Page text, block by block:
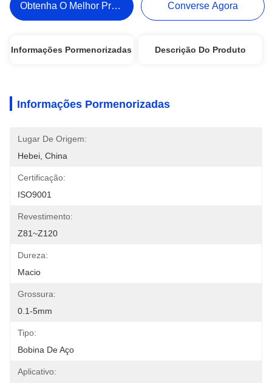
Obtenha O Melhor Preço Converse Agora
Informações Pormenorizadas Descrição Do Produto
Informações Pormenorizadas
Lugar De Origem:
Hebei, China
Certificação:
ISO9001
Revestimento:
Z81~Z120
Dureza:
Macio
Grossura:
0.1-5mm
Tipo:
Bobina De Aço
Aplicativo: